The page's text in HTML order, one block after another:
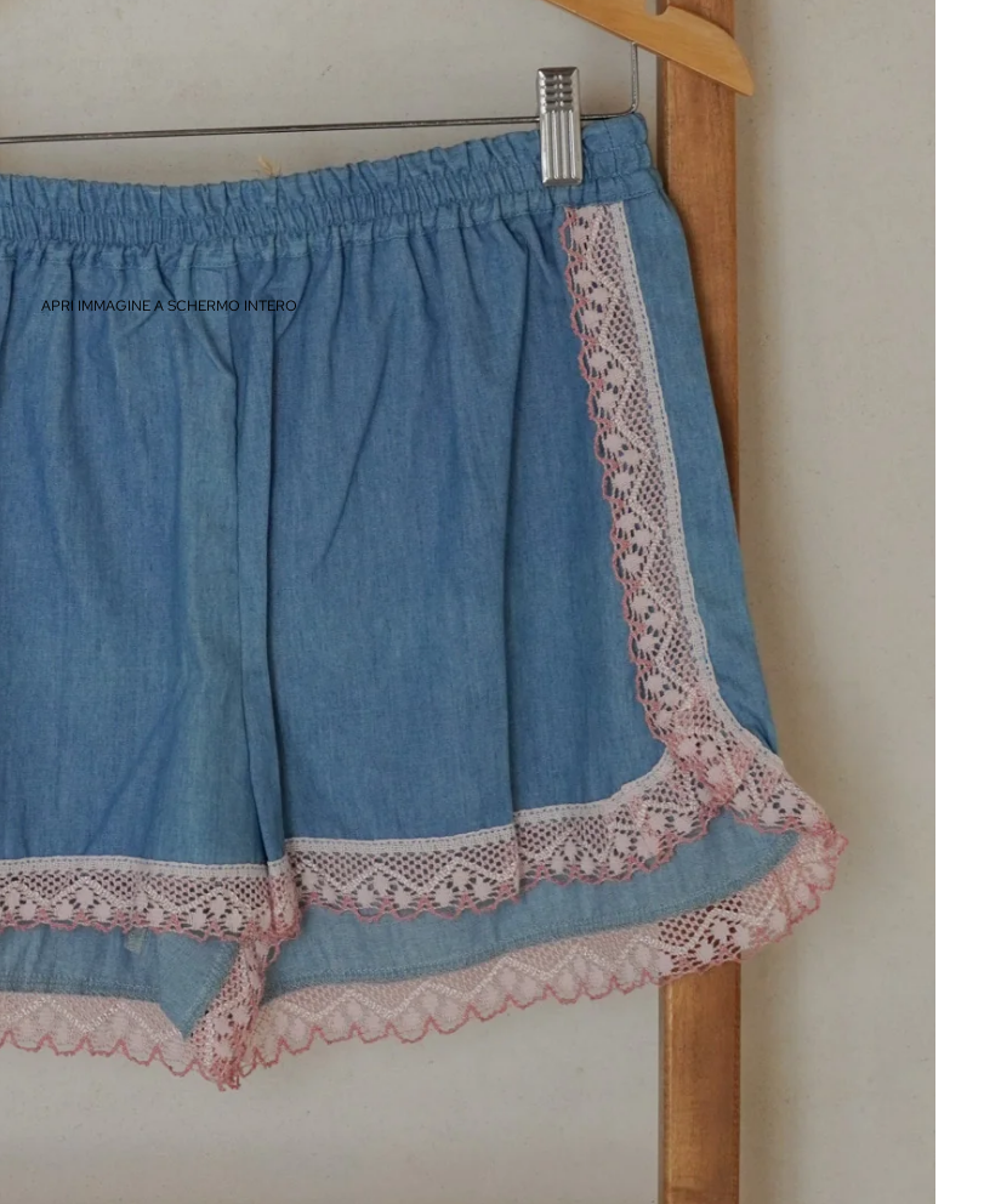
APRI IMMAGINE A SCHERMO INTERO